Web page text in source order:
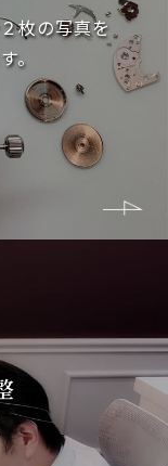
枚の写真を
。